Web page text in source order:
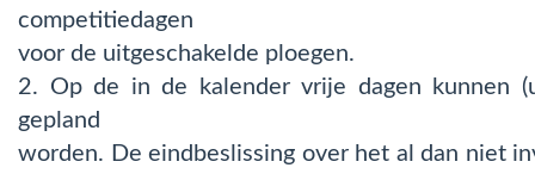
competitiedagen
voor de uitgeschakelde ploegen.
2. Op de in de kalender vrije dagen kunnen
gepland
worden. De eindbeslissing over het al dan niet